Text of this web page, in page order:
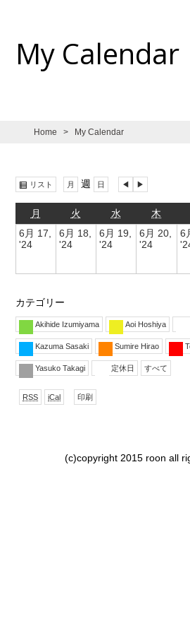
My Calendar
Home > My Calendar
リスト
示
月 週 日
前
へ
次
へ
月 火 水 木
6月 17,
'24
6月 18,
'24
6月 19,
'24
6月 20,
'24
6
カテゴリー
Akihide Izumiyama Aoi Hoshiya
Kazuma Sasaki Sumire Hirao
Yasuko Takagi 定休日 すべて
RSS
購
iCal
式
ロー
印刷
示
(c)copyright 2015 roon all